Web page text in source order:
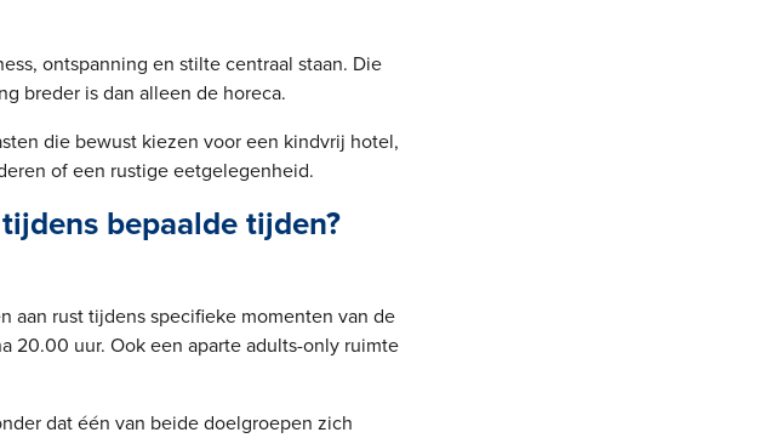
ontspanning en stilte centraal staan. Die
breder is dan alleen de horeca.
die bewust kiezen voor een kindvrij hotel,
of een rustige eetgelegenheid.
bepaalde tijden?
aan rust tijdens specifieke momenten van de
20.00 uur. Ook een aparte adults-only ruimte
dat één van beide doelgroepen zich